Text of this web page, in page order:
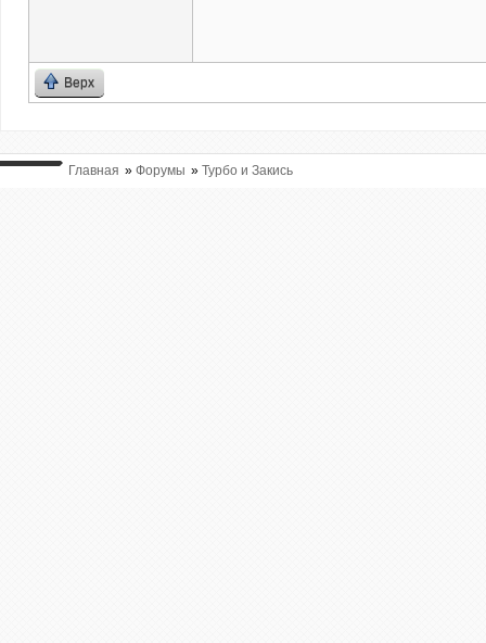
Верх
Главная » Форумы » Турбо и Закись